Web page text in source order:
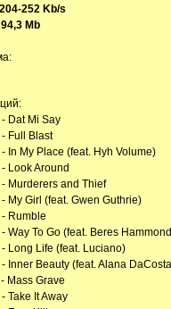
252 Kb/s
94,3 Mb
Dat Mi Say
Full Blast
In My Place (feat. Hyh Volume)
Look Around
Murderers and Thief
My Girl (feat. Gwen Guthrie)
Rumble
Way To Go (feat. Beres
Long Life (feat. Luciano)
Inner Beauty (feat. Alana
Mass Grave
Take It Away